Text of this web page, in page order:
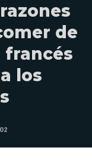
de
francés
los